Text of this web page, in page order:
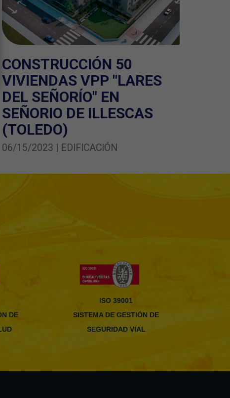
CONSTRUCCIÓN 50
VIVIENDAS VPP "LARES
DEL SEÑORÍO" EN
SEÑORIO DE ILLESCAS
(TOLEDO)
06/15/2023 | EDIFICACIÓN
DE
ISO 39001
SISTEMA DE GESTIÓN DE
SEGURIDAD VIAL